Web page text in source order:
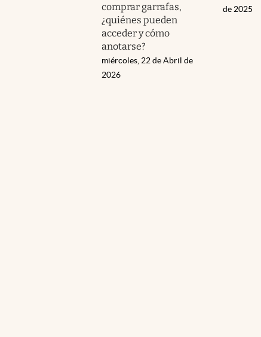
comprar garrafas,
¿quiénes pueden
acceder y cómo
anotarse?
miércoles, 22 de Abril de
2026
de 2025